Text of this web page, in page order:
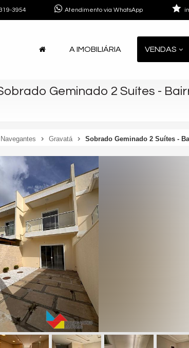
3954 Atendimento via WhatsApp
A IMOBILIÁRIA VENDAS
Geminado 2 Suítes -
Navegantes Gravatá Sobrado Geminado 2 Suítes -